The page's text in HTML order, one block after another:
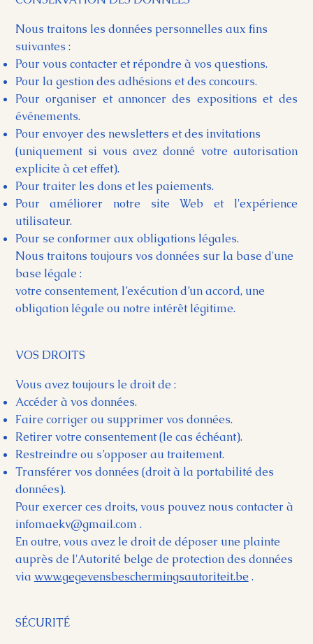
Nous traitons les données personnelles aux fins
suivantes :
Pour vous contacter et répondre à vos questions.
Pour la gestion des adhésions et des concours.
Pour organiser et annoncer des expositions et des
événements.
Pour envoyer des newsletters et des invitations
(uniquement si vous avez donné votre autorisation
explicite à cet effet).
Pour traiter les dons et les paiements.
Pour améliorer notre site Web et l'expérience
utilisateur.
Pour se conformer aux obligations légales.
Nous traitons toujours vos données sur la base d'une
base légale :
votre consentement, l’exécution d’un accord, une
obligation légale ou notre intérêt légitime.
VOS DROITS
Vous avez toujours le droit de :
Accéder à vos données.
Faire corriger ou supprimer vos données.
Retirer votre consentement (le cas échéant).
Restreindre ou s’opposer au traitement.
Transférer vos données (droit à la portabilité des
données).
Pour exercer ces droits, vous pouvez nous contacter à
infomaekv@gmail.com .
En outre, vous avez le droit de déposer une plainte
auprès de l'Autorité belge de protection des données
via www.gegevensbeschermingsautoriteit.be .
SÉCURITÉ